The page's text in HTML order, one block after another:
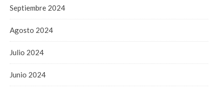
Septiembre 2024
Agosto 2024
Julio 2024
Junio 2024